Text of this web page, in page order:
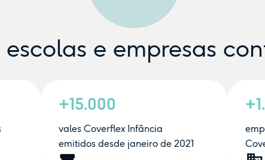
e empresas
+15.000
vales Coverflex Infância
emitidos desde janeiro de 2021